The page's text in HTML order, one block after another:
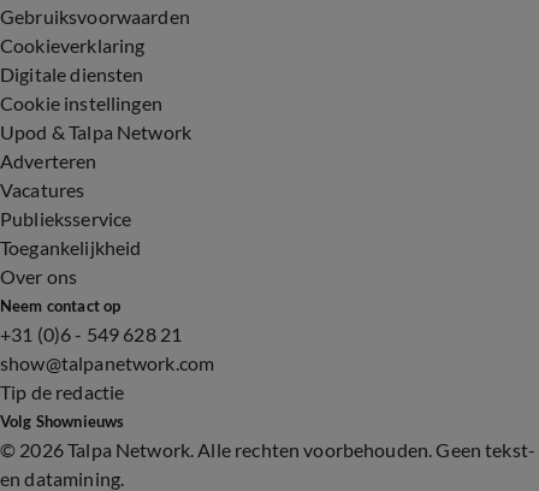
Gebruiksvoorwaarden
Cookieverklaring
Digitale diensten
Cookie instellingen
Upod & Talpa Network
Adverteren
Vacatures
Publieksservice
Toegankelijkheid
Over ons
Neem contact op
+31 (0)6 - 549 628 21
show@talpanetwork.com
Tip de redactie
Volg Shownieuws
© 2026 Talpa Network. Alle rechten voorbehouden. Geen tekst-
en datamining.